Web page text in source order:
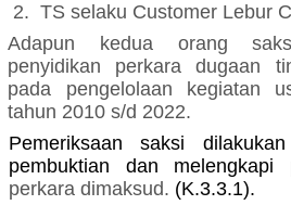
2. TS selaku Customer Lebur
Adapun keduaorang
penyidikan perkaradugaan
pada pengelolaan kegiatan
tahun 2010 s/d 2022.
Pemeriksaan saksi
pembuktian dan melengkapi
perkara dimaksud. (K.3.3.1).